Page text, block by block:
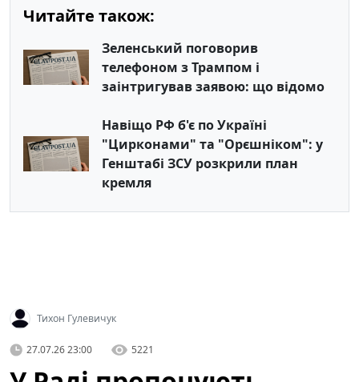
Читайте також:
Зеленський поговорив
телефоном з Трампом і
заінтригував заявою: що відомо
Навіщо РФ б'є по Україні
"Цирконами" та "Орєшніком": у
Генштабі ЗСУ розкрили план
кремля
Тихон Гулевичук
27.07.26 23:00 5221